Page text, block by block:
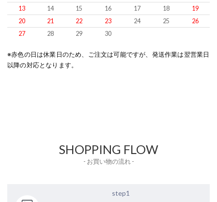
13
14 15 16 17 18
19
20
21 22 23 24 25
26
27
28 29 30
※赤色の日は休業日のため、ご注文は可能ですが、発送作業は翌営業日
以降の対応となります。
SHOPPING FLOW
- お買い物の流れ -
step1